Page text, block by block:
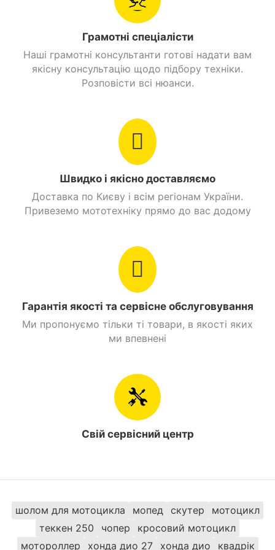
в інтернет-магазині MotoGo. Ми пропонуємо
кваліфіковану допомогу у виборі моделі, швидку
доставку по всій Україні. Можливі різні варіанти
оплати та купівля в кредит з мінімальною
процентною ставкою.
містах як: Київ, Дніпро, Одеса, Харків, Львів,
Запоріжжя, Вінниця, Кривий Ріг, Полтава, Черкаси,
Кропивницький, Рівне, Хмельницький, Кременчук,
Луцьк, Чернівці, Миколаїв, Івано -Франківськ,
Житомир, Суми, Тернопіль, Чернігів, Ужгород
Грамотні спеціалісти
Наші грамотні консультанти готові надати вам
якісну консультацію щодо підбору техніки.
Розповісти всі нюанси.
Швидко і якісно доставляємо
Доставка по Києву і всім регіонам України.
Привеземо мототехніку прямо до вас додому
Гарантія якості та сервісне обслуговування
Ми пропонуємо тільки ті товари, в якості яких
ми впевнені
Свій сервісний центр
шолом для мотоцикла мопед скутер
мотоцикл
теккен 250
чопер
кросовий мотоцикл
мотороллер
хонда дио 27 хонда дио квадрік